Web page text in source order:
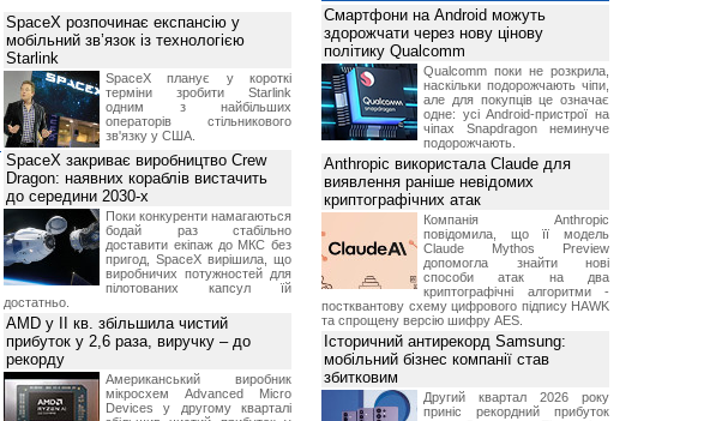
SpaceX розпочинає експансію у
мобільний зв’язок із технологією
Starlink
SpaceX планує у короткі
терміни зробити Starlink
одним з найбільших
операторів стільникового
зв'язку у США.
SpaceX закриває виробництво Crew
Dragon: наявних кораблів вистачить
до середини 2030-х
Поки конкуренти намагаються
бодай раз стабільно
доставити екіпаж до МКС без
пригод, SpaceX вирішила, що
виробничих потужностей для
пілотованих капсул їй
достатньо.
AMD у II кв. збільшила чистий
прибуток у 2,6 раза, виручку – до
рекорду
Американський виробник
мікросхем Advanced Micro
Devices у другому кварталі
Смартфони на Android можуть
здорожчати через нову цінову
політику Qualcomm
Qualcomm поки не розкрила,
наскільки подорожчають чіпи,
але для покупців це означає
одне: усі Android-пристрої на
чіпах Snapdragon неминуче
подорожчають.
Anthropic використала Claude для
виявлення раніше невідомих
криптографічних атак
Компанія Anthropic
повідомила, що її модель
Claude Mythos Preview
допомогла знайти нові
способи атак на два
криптографічні алгоритми -
постквантову схему цифрового підпису HAWK
та спрощену версію шифру AES.
Історичний антирекорд Samsung:
мобільний бізнес компанії став
збитковим
Другий квартал 2026 року
приніс рекордний прибуток